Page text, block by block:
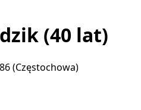
(40 lat)
(Częstochowa)